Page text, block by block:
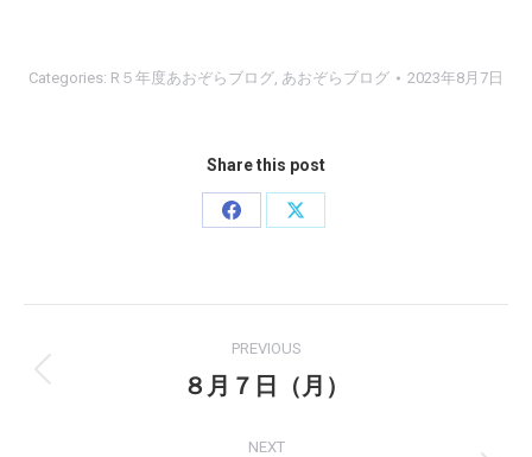
Categories: R５年度あおぞらブログ, あおぞらブログ 2023年8月7日
Share this post
Share
Share
navigation
PREVIOUS
Previous
８月７日（月）
NEXT